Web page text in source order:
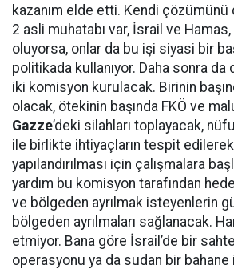
kazanım elde etti. Kendi çözümünü
2 asli muhatabı var, İsrail ve
oluyorsa, onlar da bu işi siyasi bir
politikada kullanıyor. Daha sonra
iki komisyon kurulacak. Birinin
olacak, ötekinin başında FKÖ ve
Gazze’deki silahları toplayacak,
ile birlikte ihtiyaçların tespit
yapılandırılması için çalışmalara
yardım bu komisyon tarafından
ve bölgeden ayrılmak isteyenlerin
bölgeden ayrılmaları sağlanacak.
etmiyor. Bana göre İsrail’de bir
operasyonu ya da sudan bir bahane